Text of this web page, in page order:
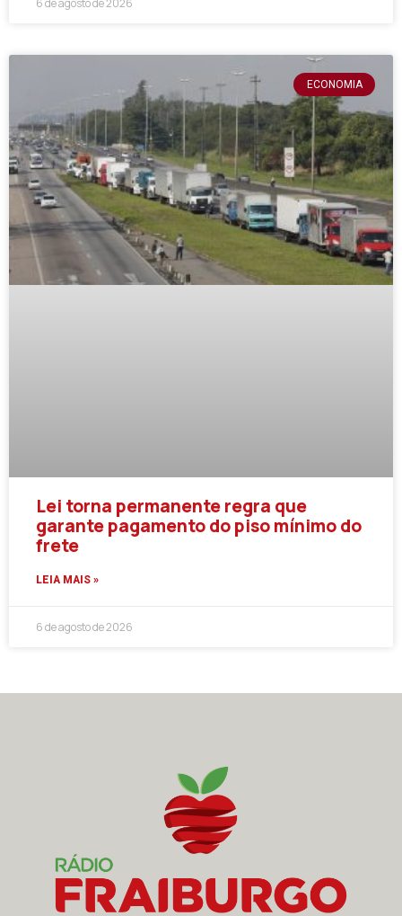
6 de agosto de 2026
ECONOMIA
Lei torna permanente regra que
garante pagamento do piso mínimo do
frete
LEIA MAIS »
6 de agosto de 2026